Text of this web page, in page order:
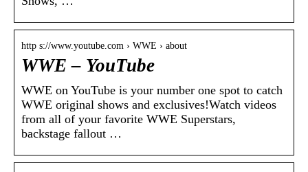
http s://www.youtube.com › WWE › about
WWE – YouTube
WWE on YouTube is your number one spot to catch
WWE original shows and exclusives!Watch videos
from all of your favorite WWE Superstars,
backstage fallout …